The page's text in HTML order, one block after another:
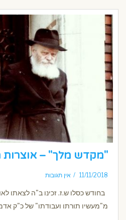
"מקדש מלך" – אוצרות
11/11/2018 אין תגובות
בחודש כסלו ש.ז. זכינו ב"ה לצאתו
מ"מעשיו תורתו ועבודתו" של כ"ק